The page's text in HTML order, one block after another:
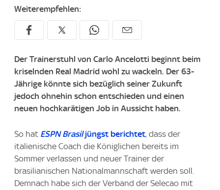
Weiterempfehlen:
Der Trainerstuhl von Carlo Ancelotti beginnt beim
kriselnden Real Madrid wohl zu wackeln. Der 63-
Jährige könnte sich bezüglich seiner Zukunft
jedoch ohnehin schon entschieden und einen
neuen hochkarätigen Job in Aussicht haben.
So hat ESPN Brasiljüngst berichtet, dass der
italienische Coach die Königlichen bereits im
Sommer verlassen und neuer Trainer der
brasilianischen Nationalmannschaft werden soll.
Demnach habe sich der Verband der Selecao mit